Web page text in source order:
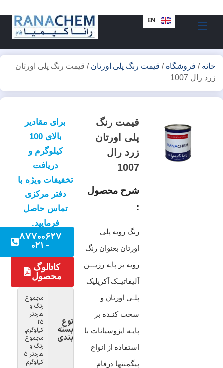
EN
TR
خانه / فروشگاه / قیمت رنگ پلی اورتان / قیمت رنگ پلی اورتان
زرد رال 1007
قیمت رنگ
پلی اورتان
زرد رال
1007
شرح محصول
:
رنگ رویه پلی
اورتان بعنوان رنگ
رویه بر پایه رزیـــن
آلیفاتیــک آکریلیک
پلـی اورتان و
سخت کننده بر
پایـه ایزوسیانات با
استفاده از انواع
پیگمنتها درفام
برای مقادیر
بالای 100
کیلوگرم و
دریافت
تخفیفات ویژه با
دفتر مرکزی
تماس حاصل
فرمایید.
۸۷۷۰۰۶۲۷
- ۰۲۱
کاتالوگ
محصول
نوع
بسته
بندی
مجموع
رنگ و
هاردنر
25
کیلوگرم,
مجموع
رنگ و
هاردنر 5
کیلوگرم